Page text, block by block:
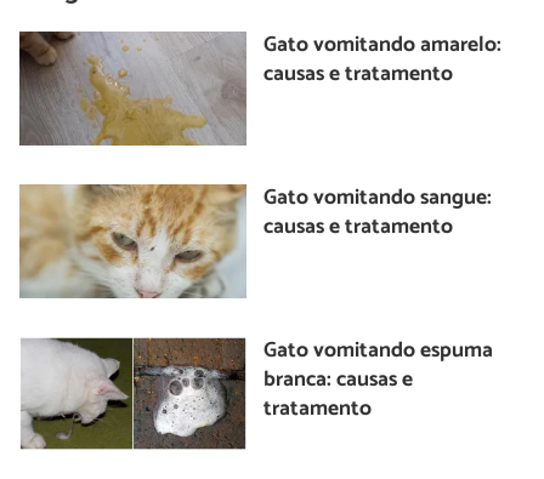
Gato vomitando amarelo:
causas e tratamento
Gato vomitando sangue:
causas e tratamento
Gato vomitando espuma
branca: causas e
tratamento